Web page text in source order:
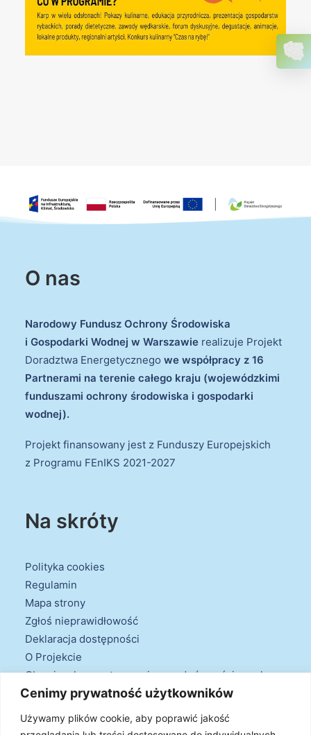
Cenimy prywatność użytkowników
Używamy plików cookie, aby poprawić jakość
O nas
Narodowy Fundusz Ochrony Środowiska
i Gospodarki Wodnej w Warszawie realizuje Projekt
Doradztwa Energetycznego we współpracy z 16
Partnerami na terenie całego kraju (wojewódzkimi
funduszami ochrony środowiska i gospodarki
wodnej).
Projekt finansowany jest z Funduszy Europejskich
z Programu FEnIKS 2021-2027
Na skróty
Polityka cookies
Regulamin
Mapa strony
Zgłoś nieprawidłowość
Deklaracja dostępności
O Projekcie
Obowiązek przestrzegania zasad równościowych
oraz warunków podstawowych
Klauzule informacyjne